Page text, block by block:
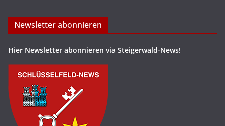
Newsletter abonnieren
Hier Newsletter abonnieren via Steigerwald-News!